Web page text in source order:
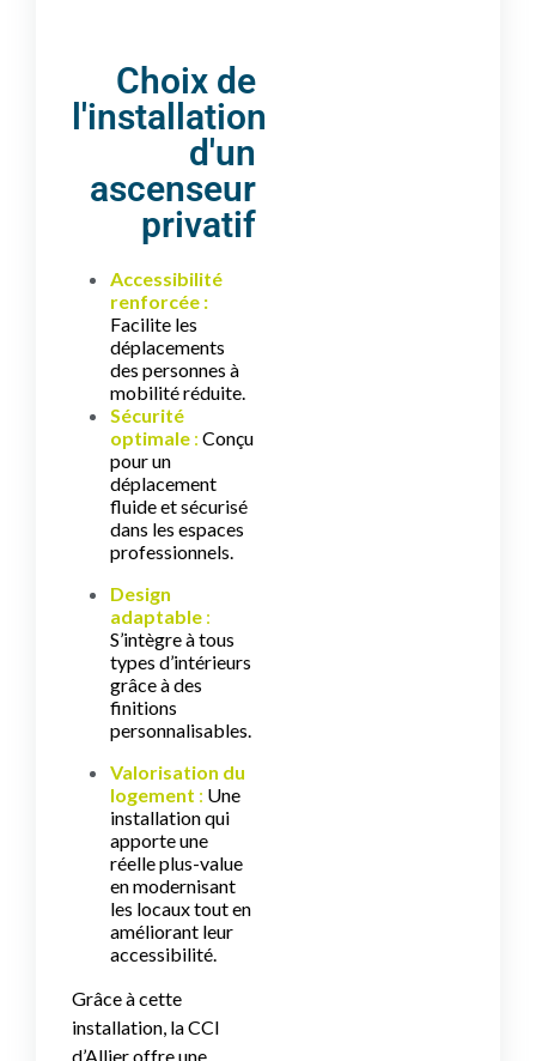
Choix de
l'installation
d'un
ascenseur
privatif
Accessibilité
renforcée :
Facilite les
déplacements
des personnes à
mobilité réduite.
Sécurité
optimale : Conçu
pour un
déplacement
fluide et sécurisé
dans les espaces
professionnels.
Design
adaptable :
S’intègre à tous
types d’intérieurs
grâce à des
finitions
personnalisables.
Valorisation du
logement : Une
installation qui
apporte une
réelle plus-value
en modernisant
les locaux tout en
améliorant leur
accessibilité.
Grâce à cette
installation, la CCI
d’Allier offre une